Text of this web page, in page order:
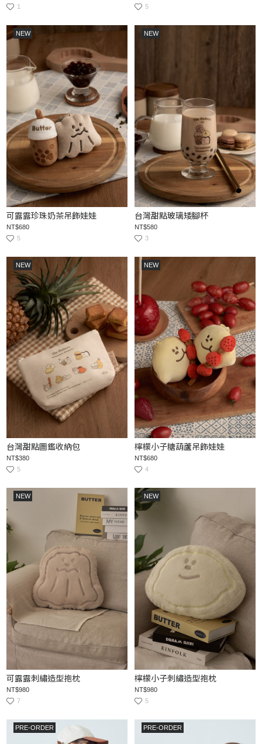
1
5
NEW
可露露珍珠奶茶吊飾娃娃
NT$680
5
NEW
台灣甜點玻璃矮腳杯
NT$580
3
NEW
台灣甜點圖鑑收納包
NT$380
5
NEW
檸檬小子糖葫蘆吊飾娃娃
NT$680
4
NEW
可露露刺繡造型抱枕
NT$980
7
NEW
檸檬小子刺繡造型抱枕
NT$980
5
PRE-ORDER PRE-ORDER